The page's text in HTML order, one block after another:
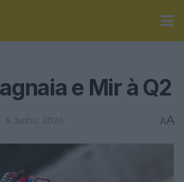
e Mir à Q2
6 Junho, 2026 AA